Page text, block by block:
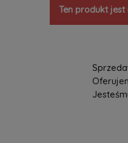
Ten produkt jest